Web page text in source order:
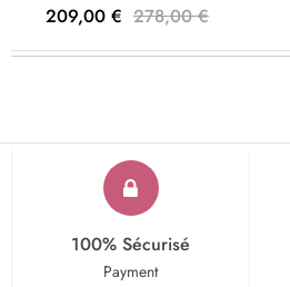
209,00 € 278,00 €
100% Sécurisé
Payment